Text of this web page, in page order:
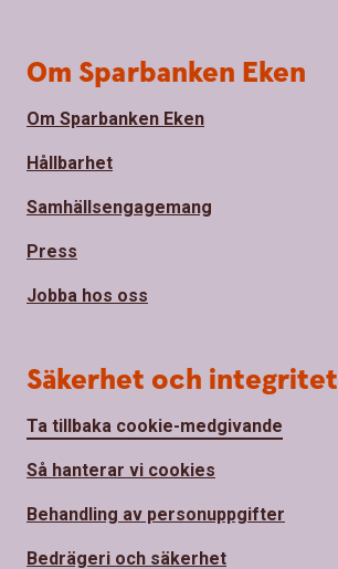
Om Sparbanken Eken
Om Sparbanken Eken
Hållbarhet
Samhällsengagemang
Press
Jobba hos oss
Säkerhet och integritet
Ta tillbaka cookie-medgivande
Så hanterar vi cookies
Behandling av personuppgifter
Bedrägeri och säkerhet